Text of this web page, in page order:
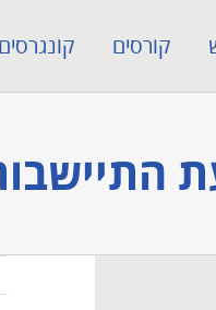
קורסים קונגרסים